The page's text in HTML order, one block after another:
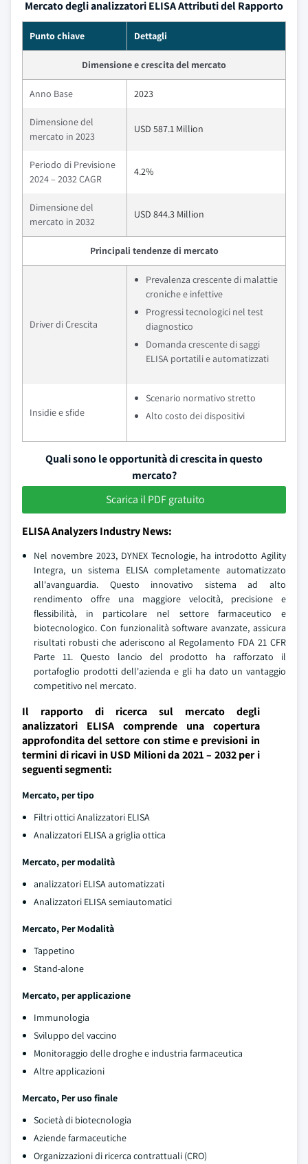
Mercato degli analizzatori ELISA Attributi del Rapporto
Punto chiave Dettagli
Dimensione e crescita del mercato
Anno Base 2023
Dimensione del
mercato in 2023
USD 587.1 Million
Periodo di Previsione
2024 – 2032 CAGR
4.2%
Dimensione del
mercato in 2032
USD 844.3 Million
Principali tendenze di mercato
Driver di Crescita
Prevalenza crescente di malattie
croniche e infettive
Progressi tecnologici nel test
diagnostico
Domanda crescente di saggi
ELISA portatili e automatizzati
Insidie e sfide
Scenario normativo stretto
Alto costo dei dispositivi
Quali sono le opportunità di crescita in questo
mercato?
Scarica il PDF gratuito
ELISA Analyzers Industry News:
Nel novembre 2023, DYNEX Tecnologie, ha introdotto Agility
Integra, un sistema ELISA completamente automatizzato
all'avanguardia. Questo innovativo sistema ad alto
rendimento offre una maggiore velocità, precisione e
flessibilità, in particolare nel settore farmaceutico e
biotecnologico. Con funzionalità software avanzate, assicura
risultati robusti che aderiscono al Regolamento FDA 21 CFR
Parte 11. Questo lancio del prodotto ha rafforzato il
portafoglio prodotti dell'azienda e gli ha dato un vantaggio
competitivo nel mercato.
Il rapporto di ricerca sul mercato degli
analizzatori ELISA comprende una copertura
approfondita del settore con stime e previsioni in
termini di ricavi in USD Milioni da 2021 – 2032 per i
seguenti segmenti:
Mercato, per tipo
Filtri ottici Analizzatori ELISA
Analizzatori ELISA a griglia ottica
Mercato, per modalità
analizzatori ELISA automatizzati
Analizzatori ELISA semiautomatici
Mercato, Per Modalità
Tappetino
Stand-alone
Mercato, per applicazione
Immunologia
Sviluppo del vaccino
Monitoraggio delle droghe e industria farmaceutica
Altre applicazioni
Mercato, Per uso finale
Società di biotecnologia
Aziende farmaceutiche
Organizzazioni di ricerca contrattuali (CRO)